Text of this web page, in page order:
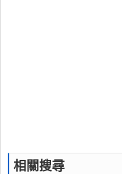
相關搜尋